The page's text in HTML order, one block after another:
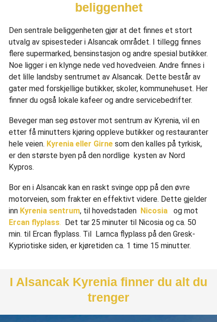
beliggenhet
Den sentrale beliggenheten gjør at det finnes et stort
utvalg av spisesteder i Alsancak området. I tillegg finnes
flere supermarked, bensinstasjon og andre spesial butikker.
Noe ligger i en klynge nede ved hovedveien. Andre finnes i
det lille landsby sentrumet av Alsancak. Dette består av
gater med forskjellige butikker, skoler, kommunehuset. Her
finner du også lokale kafeer og andre servicebedrifter.
Beveger man seg østover mot sentrum av Kyrenia, vil en
etter få minutters kjøring oppleve butikker og restauranter
hele veien. Kyrenia eller Girne som den kalles på tyrkisk,
er den største byen på den nordlige kysten av Nord
Kypros.
Bor en i Alsancak kan en raskt svinge opp på den øvre
motorveien, som frakter en effektivt videre. Dette gjelder
inn Kyrenia sentrum, til hovedstaden Nicosia og mot
Ercan flyplass. Det tar 25 minuter til Nicosia og ca. 50
min. til Ercan flyplass. Til Larnca flyplass på den Gresk-
Kypriotiske siden, er kjøretiden ca. 1 time 15 minutter.
I Alsancak Kyrenia finner du alt du
trenger